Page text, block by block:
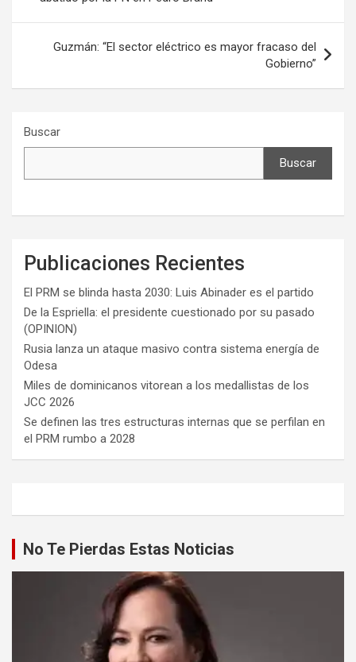
entradas
Guzmán: “El sector eléctrico es mayor fracaso del
Gobierno”
Buscar
Buscar
Publicaciones Recientes
El PRM se blinda hasta 2030: Luis Abinader es el partido
De la Espriella: el presidente cuestionado por su pasado
(OPINION)
Rusia lanza un ataque masivo contra sistema energía de
Odesa
Miles de dominicanos vitorean a los medallistas de los
JCC 2026
Se definen las tres estructuras internas que se perfilan en
el PRM rumbo a 2028
No Te Pierdas Estas Noticias